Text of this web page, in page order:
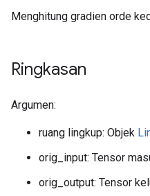
Menghitung gradien orde
Ringkasan
Argumen:
ruang lingkup: Objek
orig_input: Tensor
orig_output: Tensor